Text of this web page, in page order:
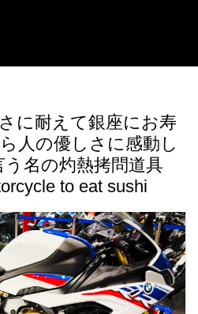
に耐えて銀座にお寿
人の優しさに感動し
名の灼熱拷問道具
to eat sushi